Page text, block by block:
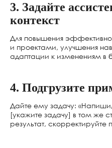
3. Задайте
контекст
Для повышения
и проектами, улучшения
адаптации к изменениям в
4. Подгрузите
Дайте ему задачу:
[укажите задачу] в том же
результат,